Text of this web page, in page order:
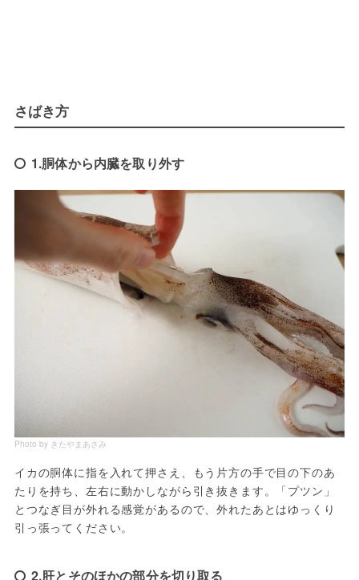
さばき方
1.胴体から内臓を取り外す
Photo by きたやまあさみ
イカの胴体に指を入れて押さえ、もう片方の手で目の下のあ
たりを持ち、左右に動かしながら引き抜きます。「プツン」
とつなぎ目が外れる感覚があるので、外れたあとはゆっくり
引っ張ってください。
2.肝とそのほかの部分を切り取る